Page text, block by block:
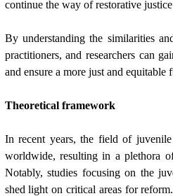
continue the way of restorative
By understanding the similarities
practitioners, and researchers can
and ensure a more just and
Theoretical framework
In recent years, the field of juvenile
worldwide, resulting in a plethora
Notably, studies focusing on the
shed light on critical areas for